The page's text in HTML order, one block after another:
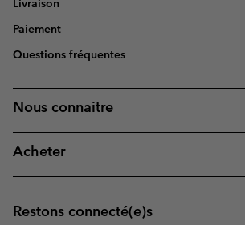
Livraison
Paiement
Questions fréquentes
Nous connaitre
Acheter
Restons connecté(e)s